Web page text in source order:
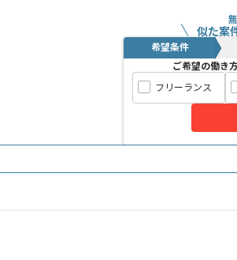
似た案
希望条件
ご希望の働き
フリーランス